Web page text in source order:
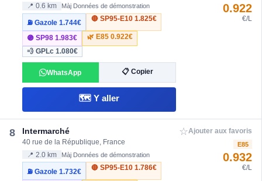
📍 0.6 km Màj Données de démonstration
⛽ Gazole1.744€
🔴 SP95-E10 1.825€
🟣 SP981.983€ 🌿 E85 0.922€
💨 GPLc1.080€
WhatsApp 📋 Copier
🗺️ Y aller
0.922
€/L
8 Intermarché
40 rue de la République, France
📍 2.0 km Màj Données de démonstration
⛽ Gazole1.732€
🔴 SP95-E10 1.786€
☆Ajouter aux favoris
E85
0.932
€/L